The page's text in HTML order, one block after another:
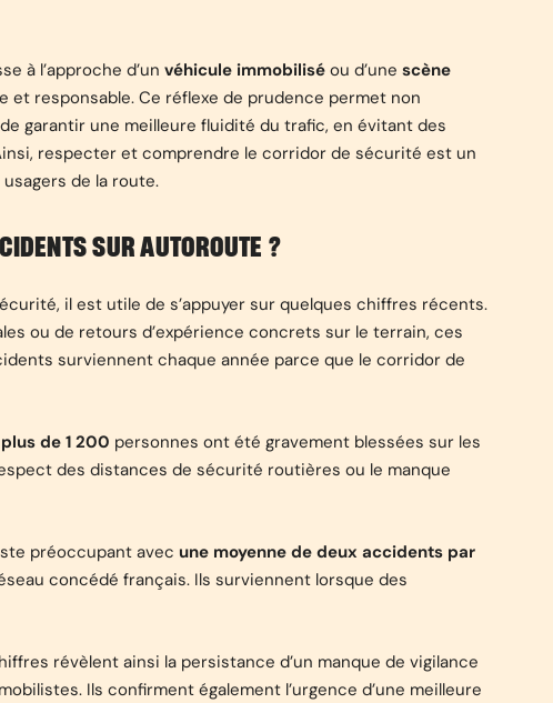
à l’approche d’un véhicule immobiliséou d’une scène
responsable. Ce réflexe de prudence permet non
garantir une meilleure fluidité du trafic, en évitant des
respecter et comprendre le corridor de sécurité est un
de la route.
SUR AUTOROUTE ?
il est utile de s’appuyer sur quelques chiffres récents.
ou de retours d’expérience concrets sur le terrain, ces
surviennent chaque année parce que le corridor de
plus de 1 200 personnes ont été gravement blessées sur les
des distances de sécurité routières ou le manque
préoccupant avec une moyenne de deux accidents par
concédé français. Ils surviennent lorsque des
révèlent ainsi la persistance d’un manque de vigilance
Ils confirment également l’urgence d’une meilleure